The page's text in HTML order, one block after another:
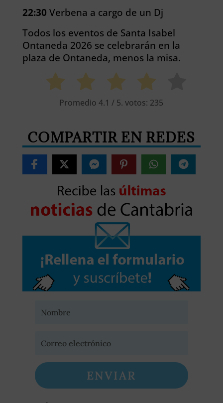
22:30 Verbena a cargo de un Dj
Todos los eventos de Santa Isabel
Ontaneda 2026 se celebrarán en la
plaza de Ontaneda, menos la misa.
Promedio4.1 / 5. votos: 235
COMPARTIR EN REDES
ENVIAR